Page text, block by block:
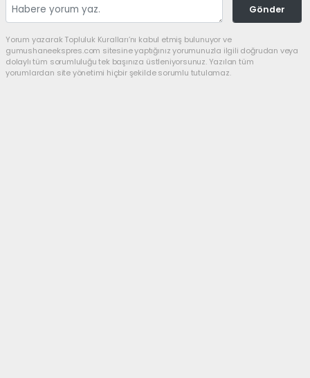
Gönder
Yorum yazarak Topluluk Kuralları’nı kabul etmiş bulunuyor ve
gumushaneekspres.com sitesine yaptığınız yorumunuzla ilgili doğrudan veya
dolaylı tüm sorumluluğu tek başınıza üstleniyorsunuz. Yazılan tüm
yorumlardan site yönetimi hiçbir şekilde sorumlu tutulamaz.